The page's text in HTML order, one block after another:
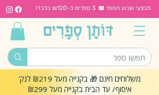
מבצעי שבוע הספר 📖 3 ספרים ב-₪120 בלבד!
משלוחים חינם 🎁 בקנייה מעל ₪219 לנק'
איסוף/ עד הבית בקנייה מעל ₪299